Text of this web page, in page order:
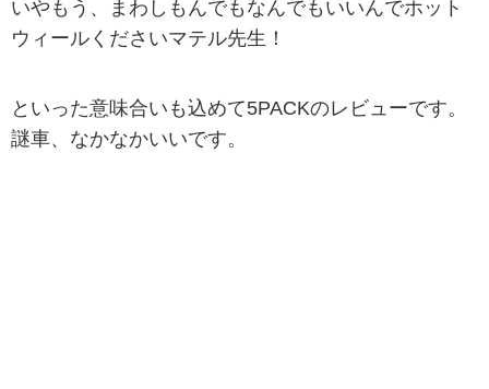
いやもう、まわしもんでもなんでもいいんでホット
ウィールくださいマテル先生！
といった意味合いも込めて5PACKのレビューです。
謎車、なかなかいいです。